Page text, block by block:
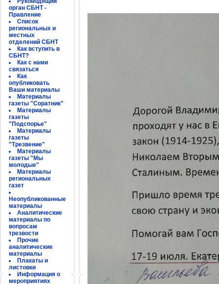
орган СБНТ -
Правление
Список
региональных и
местных
отделений СБНТ
Как вступить в
СБНТ?
Как с нами
связаться
Как
опубликовать
Ваши материалы
Материалы
газеты "Соратник"
Материалы
газеты
"Подспорье"
Материалы
газеты
"Трезвение"
Материалы
газеты "Мы
молодые"
Материалы
региональных
газет
Неопубликованные
материалы
Аналитические
материалы по
вопросам
трезвости
Прочие
аналитические
материалы
Плакаты и
листовки
Информация о
мероприятиях